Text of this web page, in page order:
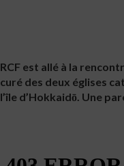
RCF est allé à la
curé des deux églises
l’île d’Hokkaidō. Une